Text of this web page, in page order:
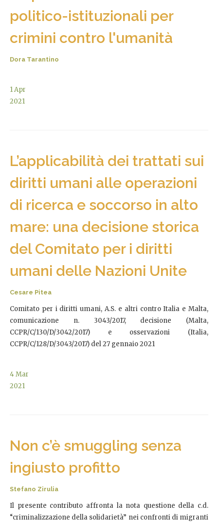
politico-istituzionali per
crimini contro l'umanità
Dora Tarantino
1Apr
2021
L’applicabilità dei trattati sui
diritti umani alle operazioni
di ricerca e soccorso in alto
mare: una decisione storica
del Comitato per i diritti
umani delle Nazioni Unite
Cesare Pitea
Comitato per i diritti umani, A.S. e altri contro Italia e Malta,
comunicazione n. 3043/2017, decisione (Malta,
CCPR/C/130/D/3042/2017) e osservazioni (Italia,
CCPR/C/128/D/3043/2017) del 27 gennaio 2021
4Mar
2021
Non c’è smuggling senza
ingiusto profitto
Stefano Zirulia
Il presente contributo affronta la nota questione della c.d.
“criminalizzazione della solidarietà” nei confronti di migranti